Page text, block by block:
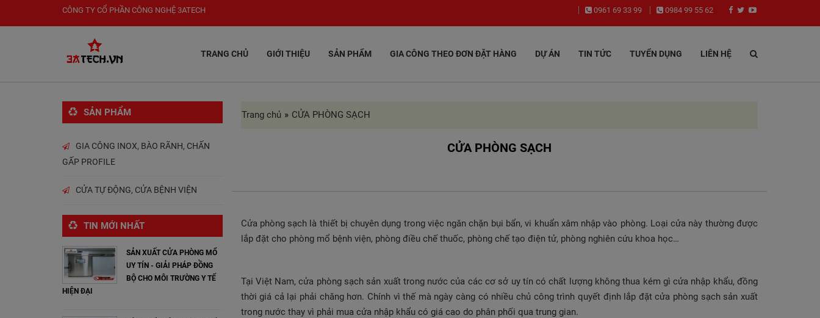
CÔNG TY CỔ PHẦN CÔNG NGHỆ 3ATECH 0961 69 33 99 0984 99 55 62
TRANG CHỦ GIỚI THIỆU SẢN PHẨM GIA CÔNG THEO ĐƠN ĐẶT HÀNG DỰ ÁN TIN TỨC TUYỂN DỤNG LIÊN HỆ
Trang chủ » CỬA PHÒNG SẠCH
CỬA PHÒNG SẠCH
Cửa phòng sạch là thiết bị chuyên dụng trong việc ngăn chặn bụi bẩn, vi khuẩn xâm nhập vào phòng. Loại cửa này thường được
lắp đặt cho phòng mổ bệnh viện, phòng điều chế thuốc, phòng chế tạo điện tử, phòng nghiên cứu khoa học…
Tại Việt Nam, cửa phòng sạch sản xuất trong nước của các cơ sở uy tín có chất lượng không thua kém gì cửa nhập khẩu, đồng
thời giá cả lại phải chăng hơn. Chính vì thế mà ngày càng có nhiều chủ công trình quyết định lắp đặt cửa phòng sạch sản xuất
trong nước thay vì phải mua cửa nhập khẩu có giá cao do phân phối qua trung gian.
SẢN PHẨM
GIA CÔNG INOX, BÀO RÃNH, CHẤN
GẤP PROFILE
CỬA TỰ ĐỘNG, CỬA BỆNH VIỆN
TIN MỚI NHẤT
SẢN XUẤT CỬA PHÒNG MỔ
UY TÍN - GIẢI PHÁP ĐỒNG
BỘ CHO MÔI TRƯỜNG Y TẾ
HIỆN ĐẠI